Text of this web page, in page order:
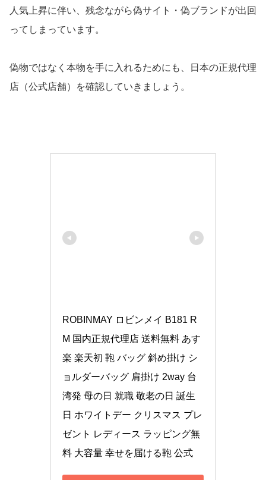
人気上昇に伴い、残念ながら偽サイト・偽ブランドが出回
ってしまっています。
偽物ではなく本物を手に入れるためにも、日本の正規代理
店（公式店舗）を確認していきましょう。
ROBINMAY ロビンメイ B181 R
M 国内正規代理店 送料無料 あす
楽 楽天初 鞄 バッグ 斜め掛け シ
ョルダーバッグ 肩掛け 2way 台
湾発 母の日 就職 敬老の日 誕生
日 ホワイトデー クリスマス プレ
ゼント レディース ラッピング無
料 大容量 幸せを届ける鞄 公式